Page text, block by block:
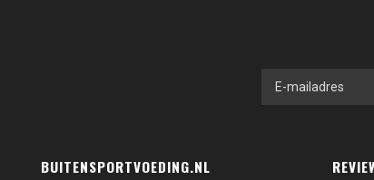
BUITENSPORTVOEDING.NL